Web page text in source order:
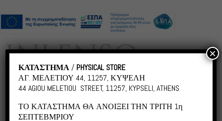
ΚΑΤΑΣΤΗΜΑ/ PHYSICAL STORE
ΑΓ. ΜΕΛΕΤΙΟΥ 44, 11257, ΚΥΨΕΛΗ
44 AGIOU MELETIOU STREET, 11257, KYPSELI, ATHENS
ΤΟ ΚΑΤΑΣΤΗΜΑ ΘΑ ΑΝΟΙΞΕΙ ΤΗΝ ΤΡΙΤΗ 1η
ΣΕΠΤΕΒΜΡΙΟΥ
×